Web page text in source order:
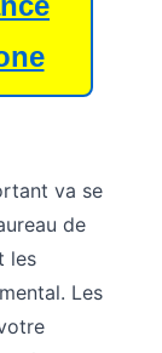
va se
de
les
Les